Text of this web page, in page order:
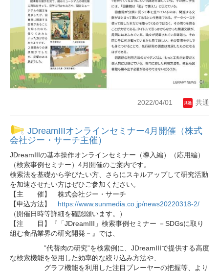
2022/04/01 共通
JDreamIIIオンラインセミナー4月開催（株式
会社ジー・サーチ主催）
JDreamIIIの基本操作オンラインセミナー（導入編）（応用編）
（検索事例セミナー）4月開催のご案内です。
検索法を基礎から学びたい方、さらにスキルアップして研究活動
を加速させたい方はぜひご参加ください。
【主 催】 株式会社ジー・サーチ
【申込方法】 https://www.sunmedia.co.jp/news20220318-2/
（開催日時等詳細を確認願います。）
【注 目】『「JDreamIII」検索事例セミナー －SDGsに取り
組む食品業界の研究開発－』では、
”代替肉の研究”を検索例に、JDreamIIIで提供する高度
な検索機能を使用した効率的な絞り込み方法や、
グラフ機能を利用した注目プレーヤーの把握等、より